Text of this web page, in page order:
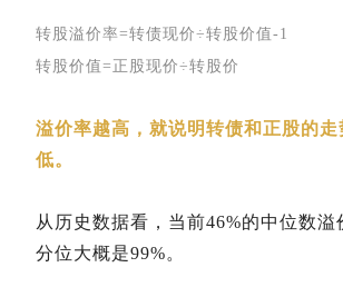
转股溢价率=转债现价÷转股价值-1
转股价值=正股现价÷转股价
溢价率越高，就说明转债和正股的走
低。
从历史数据看，当前46%的中位数溢
分位大概是99%。